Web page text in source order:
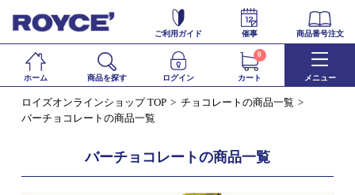
ご利用ガイド 催事 商品番号注文
ホーム 商品を探す ログイン カート
0
メニュー
ロイズオンラインショップ TOP
チョコレートの商品一覧
バーチョコレートの商品一覧
バーチョコレートの商品一覧